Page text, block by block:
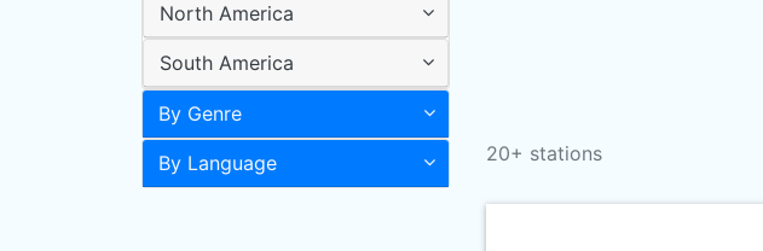
North America
South America
By Genre
By Language 20+ stations